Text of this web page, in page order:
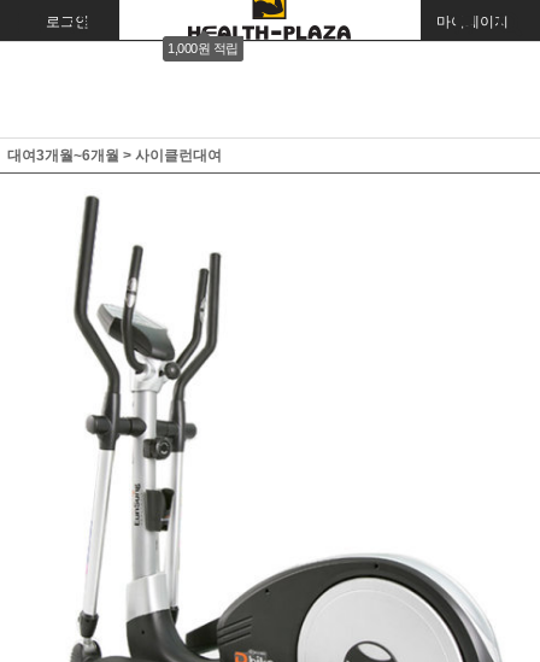
로그인 회원가입
1,000원 적립
주문조회 마이페이지
대여3개월~6개월 > 사이클런대여